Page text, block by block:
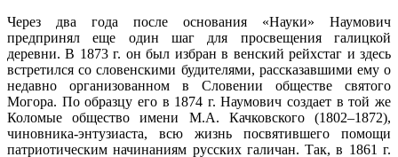
Через два года после основания «Науки» Наумович
предпринял еще один шаг для просвещения галицкой
деревни. В 1873 г. он был избран в венский рейхстаг и здесь
встретился со словенскими будителями, рассказавшими ему о
недавно организованном в Словении обществе святого
Могора. По образцу его в 1874 г. Наумович создает в той же
Коломые общество имени М.А. Качковского (1802–1872),
чиновника-энтузиаста, всю жизнь посвятившего помощи
патриотическим начинаниям русских галичан. Так, в 1861 г.